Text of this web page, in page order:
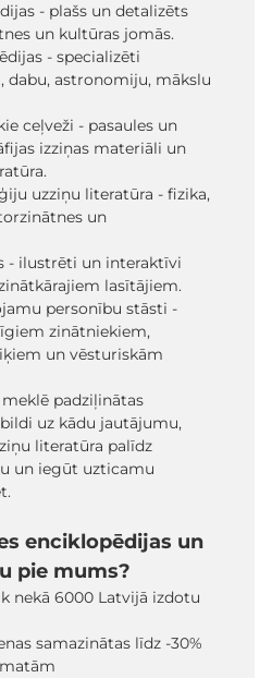
- plašs un detalizēts
un kultūras jomās.
- specializēti
dabu, astronomiju, mākslu
ceļveži - pasaules un
izziņas materiāli un
uzziņu literatūra - fizika,
un
- ilustrēti un interaktīvi
lasītājiem.
personību stāsti -
zinātniekiem,
un vēsturiskām
padziļinātas
uz kādu jautājumu,
literatūra palīdz
un iegūt uzticamu
enciklopēdijas un
pie mums?
nekā 6000 Latvijā izdotu
samazinātas līdz -30%